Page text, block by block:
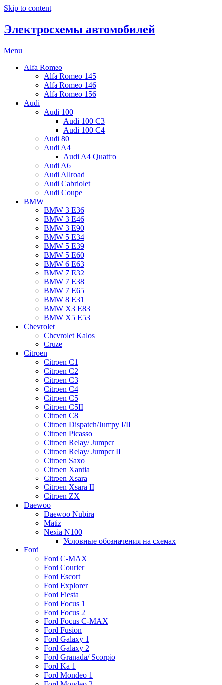
Skip to content
Электросхемы автомобилей
Menu
Alfa Romeo
Alfa Romeo 145
Alfa Romeo 146
Alfa Romeo 156
Audi
Audi 100
Audi 100 C3
Audi 100 C4
Audi 80
Audi A4
Audi A4 Quattro
Audi A6
Audi Allroad
Audi Cabriolet
Audi Coupe
BMW
BMW 3 E36
BMW 3 E46
BMW 3 E90
BMW 5 E34
BMW 5 E39
BMW 5 E60
BMW 6 Е63
BMW 7 Е32
BMW 7 Е38
BMW 7 Е65
BMW 8 Е31
BMW X3 E83
BMW X5 E53
Chevrolet
Chevrolet Kalos
Cruze
Citroen
Citroen C1
Citroen C2
Citroen C3
Citroen C4
Citroen C5
Citroen C5II
Citroen C8
Citroen Dispatch/Jumpy I/II
Citroen Picasso
Citroen Relay/ Jumper
Citroen Relay/ Jumper II
Citroen Saxo
Citroen Xantia
Citroen Xsara
Citroen Xsara II
Citroen ZX
Daewoo
Daewoo Nubira
Matiz
Nexia N100
Условные обозначения на схемах
Ford
Ford C-MAX
Ford Courier
Ford Escort
Ford Explorer
Ford Fiesta
Ford Focus 1
Ford Focus 2
Ford Focus C-MAX
Ford Fusion
Ford Galaxy 1
Ford Galaxy 2
Ford Granada/ Scorpio
Ford Ka 1
Ford Mondeo 1